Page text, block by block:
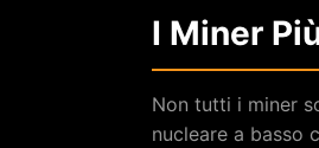
I Miner
Non tutti i miner
nucleare a basso